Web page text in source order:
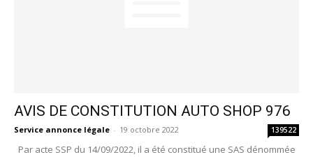
AVIS DE CONSTITUTION AUTO SHOP 976
Service annonce légale - 19 octobre 2022 139522
Par acte SSP du 14/09/2022, il a été constitué une SAS dénommée